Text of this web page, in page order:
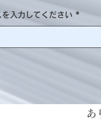
を入力してください
あ